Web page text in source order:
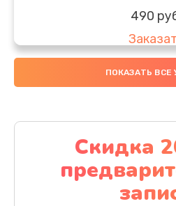
490
Замена
Замена
1130
ПОКАЗАТЬ ВСЕ
Скидка